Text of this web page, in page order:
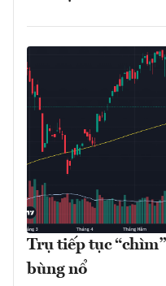
Trụ tiếp tục
bùng nổ